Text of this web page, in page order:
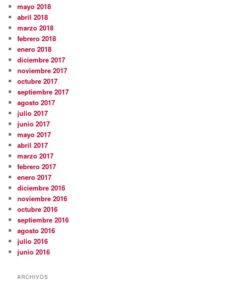
mayo 2018
abril 2018
marzo 2018
febrero 2018
enero 2018
diciembre 2017
noviembre 2017
octubre 2017
septiembre 2017
agosto 2017
julio 2017
junio 2017
mayo 2017
abril 2017
marzo 2017
febrero 2017
enero 2017
diciembre 2016
noviembre 2016
octubre 2016
septiembre 2016
agosto 2016
julio 2016
junio 2016
ARCHIVOS